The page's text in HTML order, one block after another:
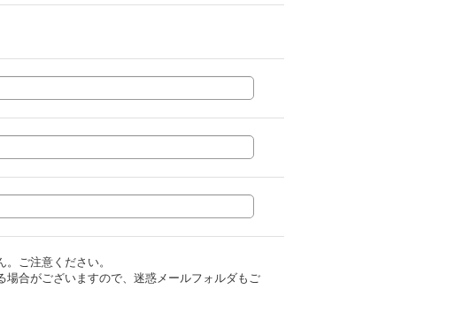
ご注意ください。
合がございますので、迷惑メールフォルダもご